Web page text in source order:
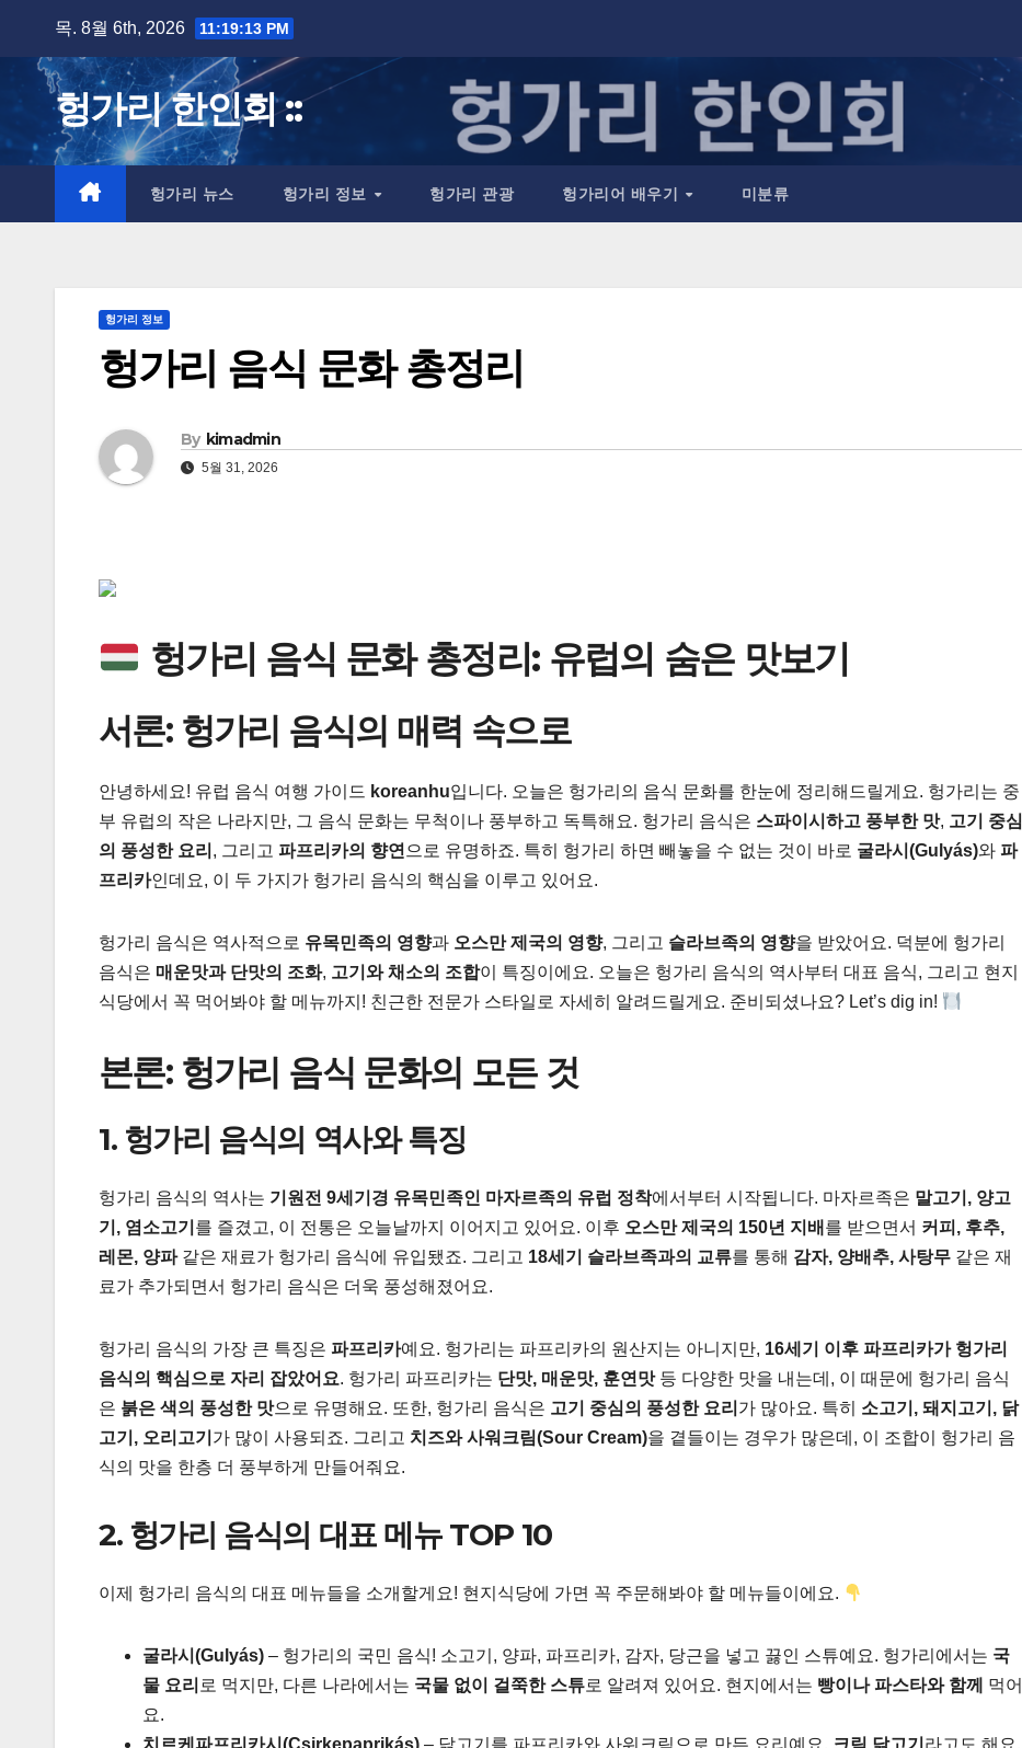
content
목. 8월 6th, 2026 11:19:14 PM
헝가리 한인회 ::
헝가리 뉴스 헝가리 정보 헝가리 관광 헝가리어 배우기 미분류
헝가리 정보
헝가리 음식 문화 총정리
By kimadmin
5월 31, 2026
헝가리 음식 문화 총정리: 유럽의 숨은 맛보기
서론: 헝가리 음식의 매력 속으로
안녕하세요! 유럽 음식 여행 가이드 koreanhu입니다. 오늘은 헝가리의 음식 문화를 한눈에 정리해드릴게요. 헝가리는 중
부 유럽의 작은 나라지만, 그 음식 문화는 무척이나 풍부하고 독특해요. 헝가리 음식은 스파이시하고 풍부한 맛, 고기 중심
의 풍성한 요리 , 그리고 파프리카의 향연 으로 유명하죠. 특히 헝가리 하면 빼놓을 수 없는 것이 바로 굴라시(Gulyás)와 파
프리카인데요, 이 두 가지가 헝가리 음식의 핵심을 이루고 있어요.
헝가리 음식은 역사적으로 유목민족의 영향과 오스만 제국의 영향, 그리고 슬라브족의 영향을 받았어요. 덕분에 헝가리
음식은 매운맛과 단맛의 조화, 고기와 채소의 조합이 특징이에요. 오늘은 헝가리 음식의 역사부터 대표 음식, 그리고 현지
식당에서 꼭 먹어봐야 할 메뉴까지! 친근한 전문가 스타일로 자세히 알려드릴게요. 준비되셨나요? Let’s dig in!
본론: 헝가리 음식 문화의 모든 것
1. 헝가리 음식의 역사와 특징
헝가리 음식의 역사는 기원전 9세기경 유목민족인 마자르족의 유럽 정착에서부터 시작됩니다. 마자르족은 말고기, 양고
기, 염소고기 를 즐겼고, 이 전통은 오늘날까지 이어지고 있어요. 이후 오스만 제국의 150년 지배 를 받으면서 커피, 후추,
레몬, 양파같은 재료가 헝가리 음식에 유입됐죠. 그리고 18세기 슬라브족과의 교류를 통해 감자, 양배추, 사탕무 같은 재
료가 추가되면서 헝가리 음식은 더욱 풍성해졌어요.
헝가리 음식의 가장 큰 특징은 파프리카예요. 헝가리는 파프리카의 원산지는 아니지만, 16세기 이후 파프리카가 헝가리
음식의 핵심으로 자리 잡았어요. 헝가리 파프리카는 단맛, 매운맛, 훈연맛등 다양한 맛을 내는데, 이 때문에 헝가리 음식
은 붉은 색의 풍성한 맛으로 유명해요. 또한, 헝가리 음식은 고기 중심의 풍성한 요리 가 많아요. 특히 소고기, 돼지고기, 닭
고기, 오리고기 가 많이 사용되죠. 그리고 치즈와 사워크림(Sour Cream)을 곁들이는 경우가 많은데, 이 조합이 헝가리 음
식의 맛을 한층 더 풍부하게 만들어줘요.
2. 헝가리 음식의 대표 메뉴 TOP 10
이제 헝가리 음식의 대표 메뉴들을 소개할게요! 현지식당에 가면 꼭 주문해봐야 할 메뉴들이에요.
굴라시(Gulyás) – 헝가리의 국민 음식! 소고기, 양파, 파프리카, 감자, 당근을 넣고 끓인 스튜예요. 헝가리에서는 국
물 요리 로 먹지만, 다른 나라에서는 국물 없이 걸쭉한 스튜로 알려져 있어요. 현지에서는 빵이나 파스타와 함께
먹어
요.